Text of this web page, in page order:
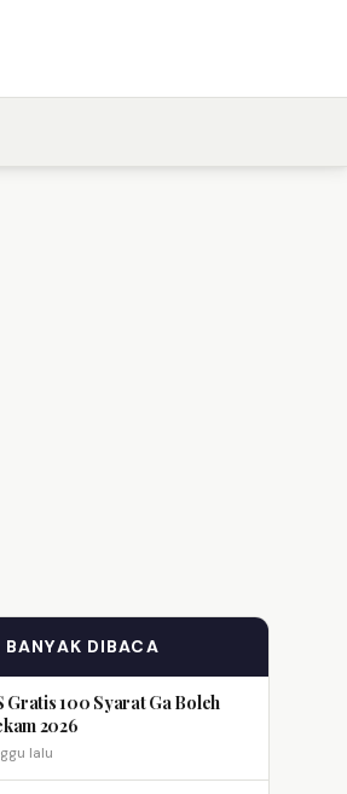
BANYAK DIBACA
Gratis 100 Syarat Ga Boleh
2026
lalu